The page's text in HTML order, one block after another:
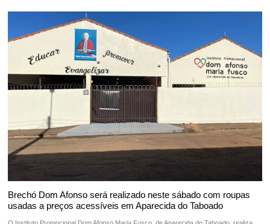
Brechó Dom Afonso será realizado neste sábado com roupas
usadas a preços acessíveis em Aparecida do Taboado